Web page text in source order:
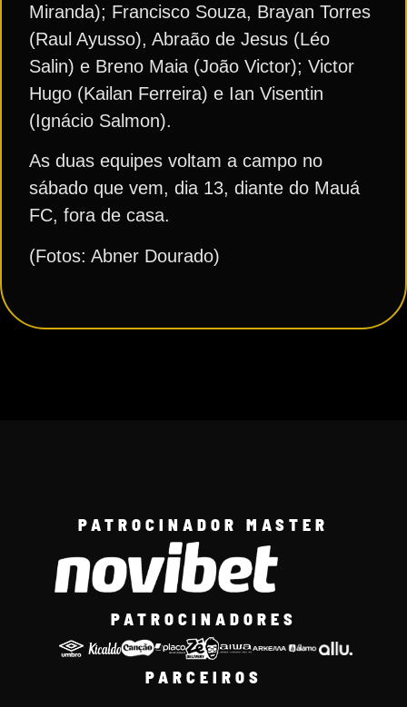
Miranda); Francisco Souza, Brayan Torres
(Raul Ayusso), Abraão de Jesus (Léo
Salin) e Breno Maia (João Victor); Victor
Hugo (Kailan Ferreira) e Ian Visentin
(Ignácio Salmon).
As duas equipes voltam a campo no
sábado que vem, dia 13, diante do Mauá
FC, fora de casa.
(Fotos: Abner Dourado)
PATROCINADOR MASTER
PATROCINADORES
PARCEIROS